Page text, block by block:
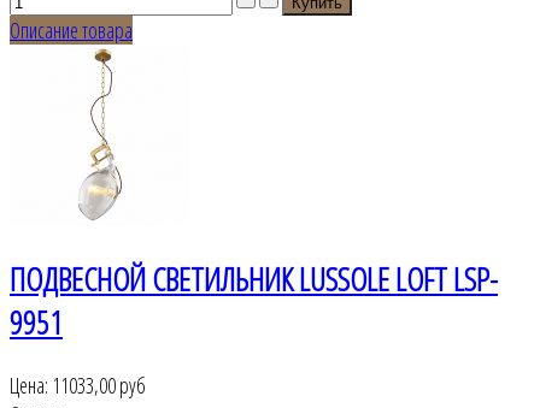
Описание товара
ПОДВЕСНОЙ СВЕТИЛЬНИК LUSSOLE LOFT LSP-
9951
Цена: 11033,00 руб